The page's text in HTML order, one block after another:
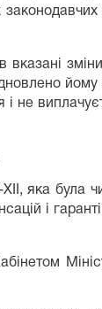
йому
і не
яка була
і